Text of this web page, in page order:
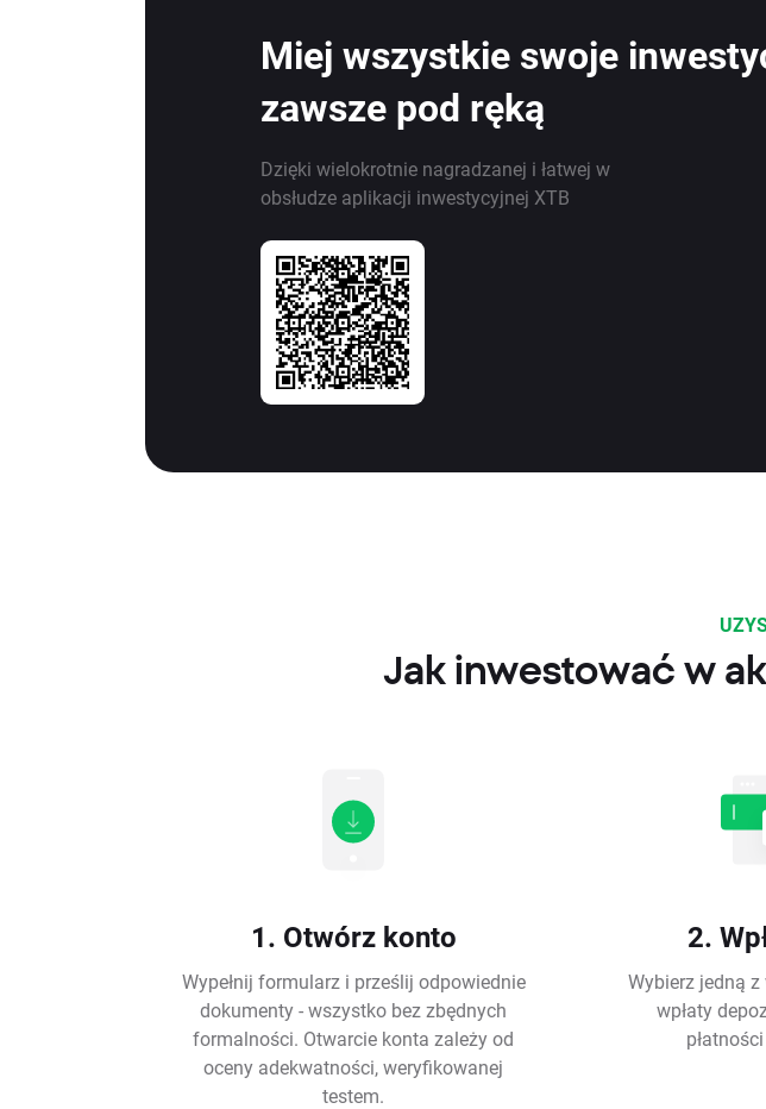
Miej wszystkie swoje
zawsze pod ręką
Dzięki wielokrotnie nagradzanej i łatwej w
obsłudze aplikacji inwestycyjnej XTB
Jak inwestować w
1. Otwórz konto
Wypełnij formularz i prześlij odpowiednie
dokumenty - wszystko bez zbędnych
formalności. Otwarcie konta zależy od
oceny adekwatności, weryfikowanej
testem.
2.
Wybierz jedną
wpłaty